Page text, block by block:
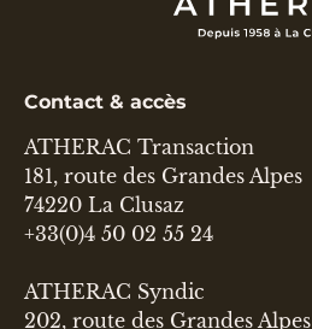
Contact & accès
ATHERAC Transaction
181, route des Grandes Alpes
74220 La Clusaz
+33(0)4 50 02 55 24
ATHERAC Syndic
202, route des Grandes Alpes